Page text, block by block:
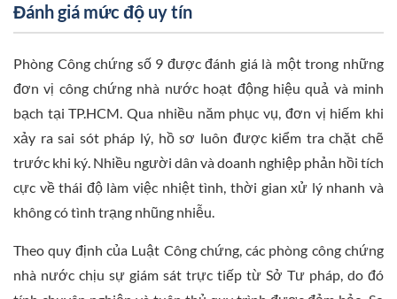
Đánh giá mức độ uy tín
Phòng Công chứng số 9 được đánh giá là một trong những
đơn vị công chứng nhà nước hoạt động hiệu quả và minh
bạch tại TP.HCM. Qua nhiều năm phục vụ, đơn vị hiếm khi
xảy ra sai sót pháp lý, hồ sơ luôn được kiểm tra chặt chẽ
trước khi ký. Nhiều người dân và doanh nghiệp phản hồi tích
cực về thái độ làm việc nhiệt tình, thời gian xử lý nhanh và
không có tình trạng nhũng nhiễu.
Theo quy định của Luật Công chứng, các phòng công chứng
nhà nước chịu sự giám sát trực tiếp từ Sở Tư pháp, do đó